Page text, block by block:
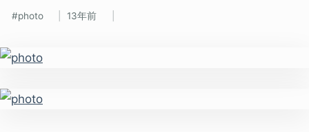
photo 13年前